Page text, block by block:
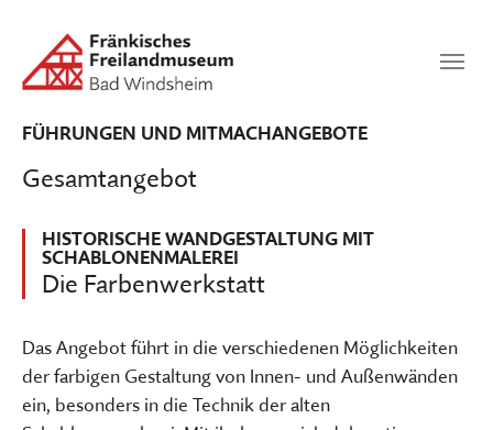
SUCHEN
Gesamtangebot
FÜHRUNGEN UND MITMACHANGEBOTE
Die Farbenwerkstatt
HISTORISCHE WANDGESTALTUNG MIT
SCHABLONENMALEREI
Das Angebot führt in die verschiedenen Möglichkeiten
der farbigen Gestaltung von Innen- und Außenwänden
ein, besonders in die Technik der alten